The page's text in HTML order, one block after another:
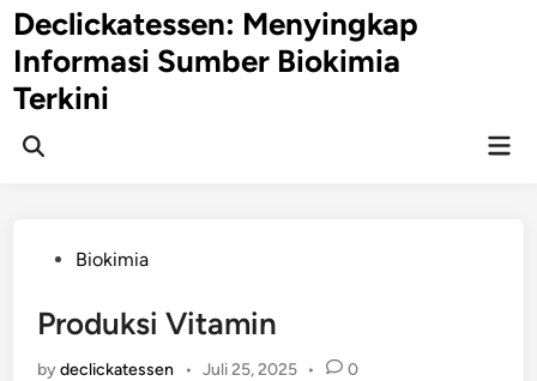
Skip
to
content
Declickatessen: Menyingkap
Informasi Sumber Biokimia
Terkini
Open
PostedBiokimia
Produksi Vitamin
bydeclickatessen • Juli 25, 2025 • 0